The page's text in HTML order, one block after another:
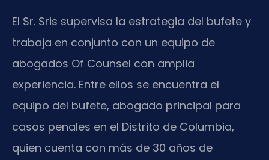
El Sr. Sris supervisa la estrategia del bufete y
trabaja en conjunto con un equipo de
abogados Of Counsel con amplia
experiencia. Entre ellos se encuentra el
equipo del bufete, abogado principal para
casos penales en el Distrito de Columbia,
quien cuenta con más de 30 años de